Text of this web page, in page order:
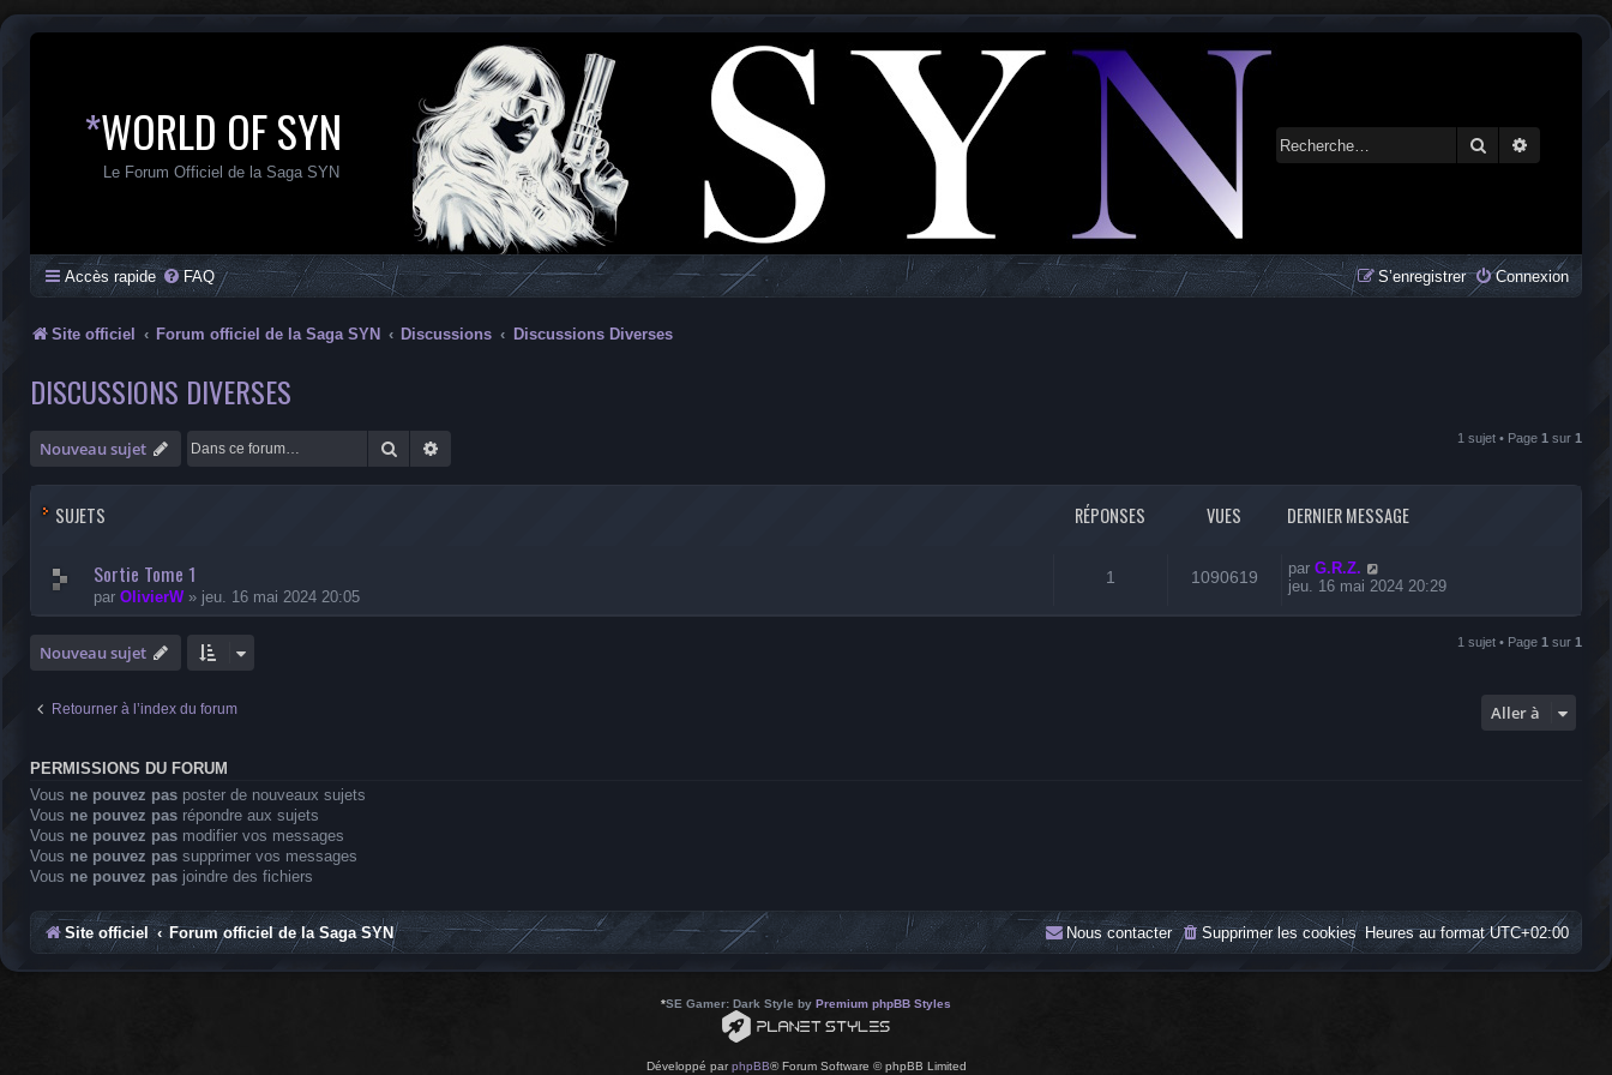
*WORLD OF SYN
Le Forum Officiel de la Saga SYN
Rechercher
Accès rapide FAQ Connexion
S’enregistrer
Site officiel Forum officiel de la Saga SYN Discussions Discussions Diverses
DISCUSSIONS DIVERSES
Nouveau sujet Rechercher 1 sujet • Page 1 sur 1
SUJETS RÉPONSES VUES DERNIER MESSAGE
Sortie Tome 1
par OlivierW» jeu. 16 mai 2024 20:05
1 1090619 par G.R.Z.
jeu. 16 mai 2024 20:29
Nouveau sujet 1 sujet • Page 1 sur 1
Retourner à l’index du forum Aller à
PERMISSIONS DU FORUM
Vous ne pouvez pas poster de nouveaux sujets
Vous ne pouvez pas répondre aux sujets
Vous ne pouvez pas modifier vos messages
Vous ne pouvez pas supprimer vos messages
Vous ne pouvez pas joindre des fichiers
Site officiel Forum officiel de la Saga SYN Heures au formatUTC+02:00
Supprimer les cookies
Nous contacter
*SE Gamer: Dark Style by Premium phpBB Styles
Développé parphpBB® Forum Software © phpBB Limited